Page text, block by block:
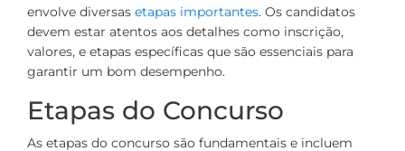
envolve diversas etapas importantes. Os candidatos
devem estar atentos aos detalhes como inscrição,
valores, e etapas específicas que são essenciais para
garantir um bom desempenho.
Etapas do Concurso
As etapas do concurso são fundamentais e incluem